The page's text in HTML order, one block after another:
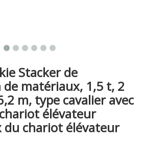
Stacker de
matériaux, 1,5 t, 2
m, type cavalier avec
élévateur
du chariot élévateur